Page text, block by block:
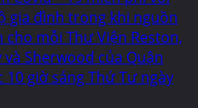
gia đình trong khi nguồn
cho mỗi Thư Viện Reston,
Sherwood của Quận
10 giờ sáng Thứ Tư ngày